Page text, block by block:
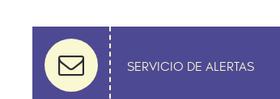
SERVICIO DE ALERTAS